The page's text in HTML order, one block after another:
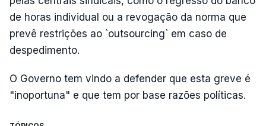
de horas individual ou a revogação da norma que
prevê restrições ao `outsourcing` em caso de
despedimento.
O Governo tem vindo a defender que esta greve é
"inoportuna" e que tem por base razões políticas.